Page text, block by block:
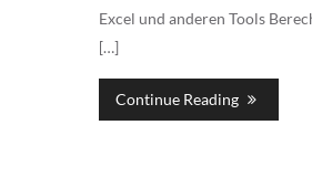
Excel und anderen Tools
[…]
Continue Reading